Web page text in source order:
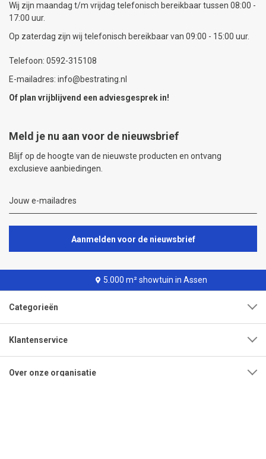
Wij zijn maandag t/m vrijdag telefonisch bereikbaar tussen 08:00 -
17:00 uur.
Op zaterdag zijn wij telefonisch bereikbaar van 09:00 - 15:00 uur.
Telefoon: 0592-315108
E-mailadres: info@bestrating.nl
Of plan vrijblijvend een adviesgesprek in!
Meld je nu aan voor de nieuwsbrief
Blijf op de hoogte van de nieuwste producten en ontvang
exclusieve aanbiedingen.
Aanmelden voor de nieuwsbrief
5.000 m² showtuin in Assen
Categorieën
Klantenservice
Over onze organisatie